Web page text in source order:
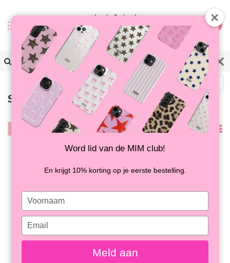
0
Terug
Samsung S24
Meest
bekeken
SUGAR RUSH - MIM
SAMSUNG 2 LAYER
SAMSUNG 2 LAYER
Word lid van de MIM club!
En krijgt 10% korting op je eerste bestelling.
Type
your
name
Type
your
email
Meld aan